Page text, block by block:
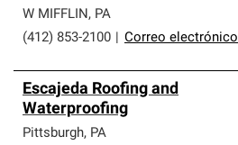
W MIFFLIN, PA
(412) 853-2100
Correo electrónico
Escajeda Roofing and
Waterproofing
Pittsburgh, PA